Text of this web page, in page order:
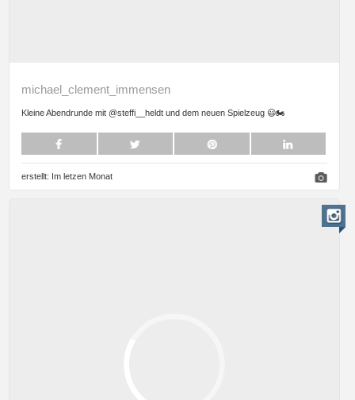
michael_clement_immensen
Kleine Abendrunde mit @steffi__heldt und dem neuen Spielzeug 😃🏍️
erstellt: Im letzen Monat